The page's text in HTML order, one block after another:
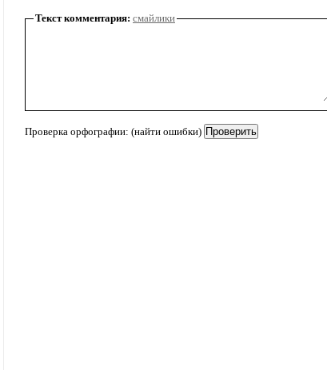
Текст комментария: смайлики
Проверка орфографии: (найти ошибки)